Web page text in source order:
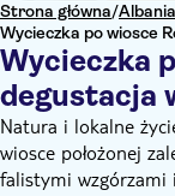
Strona główna/Albania
Wycieczka po wiosce
Wycieczka
degustacja
Natura i lokalne
wiosce położonej
falistymi wzgórzami